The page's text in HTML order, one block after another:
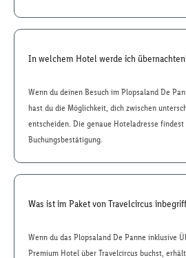
In welchem Hotel werde ich
Wenn du deinen Besuch im Plopsaland De
hast du die Möglichkeit, dich zwischen
entscheiden. Die genaue Hoteladresse
Buchungsbestätigung.
Was ist im Paket von Travelcircus
Wenn du das Plopsaland De Panne inklusive
Premium Hotel über Travelcircus buchst,